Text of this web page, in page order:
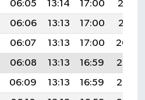
06:05 13:14 17:00
20:12
06:06 13:13 17:00
20:11
06:07 13:13 17:00
20:09
06:08 13:13 16:59
20:08
06:09 13:13 16:59
20:07